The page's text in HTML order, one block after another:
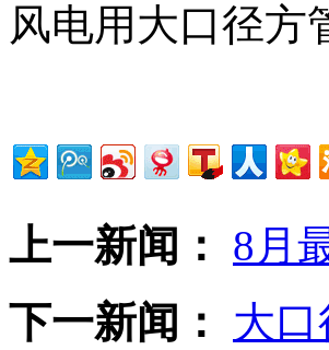
风电用大口径方
上一新闻：
8月
下一新闻：
大